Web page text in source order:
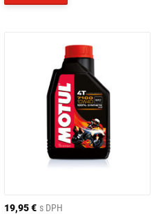
19,95 € s DPH